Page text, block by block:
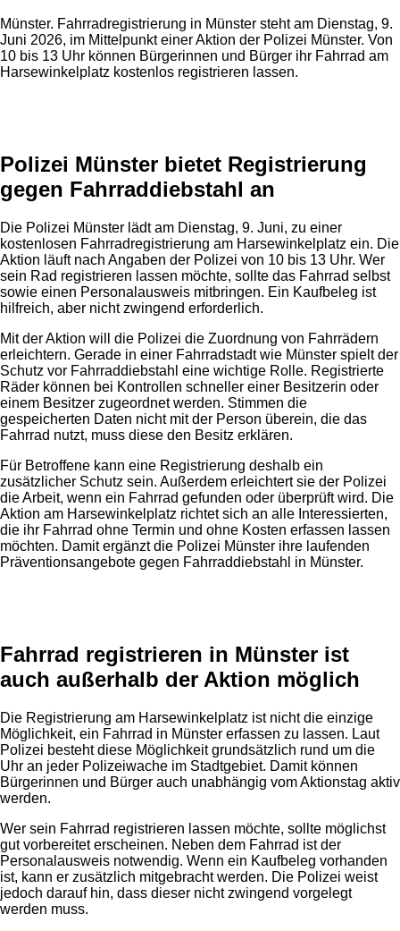
Münster. Fahrradregistrierung in Münster steht am Dienstag, 9.
Juni 2026, im Mittelpunkt einer Aktion der Polizei Münster. Von
10 bis 13 Uhr können Bürgerinnen und Bürger ihr Fahrrad am
Harsewinkelplatz kostenlos registrieren lassen.
Polizei Münster bietet Registrierung
gegen Fahrraddiebstahl an
Die Polizei Münster lädt am Dienstag, 9. Juni, zu einer
kostenlosen Fahrradregistrierung am Harsewinkelplatz ein. Die
Aktion läuft nach Angaben der Polizei von 10 bis 13 Uhr. Wer
sein Rad registrieren lassen möchte, sollte das Fahrrad selbst
sowie einen Personalausweis mitbringen. Ein Kaufbeleg ist
hilfreich, aber nicht zwingend erforderlich.
Mit der Aktion will die Polizei die Zuordnung von Fahrrädern
erleichtern. Gerade in einer Fahrradstadt wie Münster spielt der
Schutz vor Fahrraddiebstahl eine wichtige Rolle. Registrierte
Räder können bei Kontrollen schneller einer Besitzerin oder
einem Besitzer zugeordnet werden. Stimmen die
gespeicherten Daten nicht mit der Person überein, die das
Fahrrad nutzt, muss diese den Besitz erklären.
Für Betroffene kann eine Registrierung deshalb ein
zusätzlicher Schutz sein. Außerdem erleichtert sie der Polizei
die Arbeit, wenn ein Fahrrad gefunden oder überprüft wird. Die
Aktion am Harsewinkelplatz richtet sich an alle Interessierten,
die ihr Fahrrad ohne Termin und ohne Kosten erfassen lassen
möchten. Damit ergänzt die Polizei Münster ihre laufenden
Präventionsangebote gegen Fahrraddiebstahl in Münster.
Fahrrad registrieren in Münster ist
auch außerhalb der Aktion möglich
Die Registrierung am Harsewinkelplatz ist nicht die einzige
Möglichkeit, ein Fahrrad in Münster erfassen zu lassen. Laut
Polizei besteht diese Möglichkeit grundsätzlich rund um die
Uhr an jeder Polizeiwache im Stadtgebiet. Damit können
Bürgerinnen und Bürger auch unabhängig vom Aktionstag aktiv
werden.
Wer sein Fahrrad registrieren lassen möchte, sollte möglichst
gut vorbereitet erscheinen. Neben dem Fahrrad ist der
Personalausweis notwendig. Wenn ein Kaufbeleg vorhanden
ist, kann er zusätzlich mitgebracht werden. Die Polizei weist
jedoch darauf hin, dass dieser nicht zwingend vorgelegt
werden muss.